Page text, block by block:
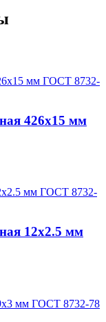
426х15 мм
12х2.5 мм